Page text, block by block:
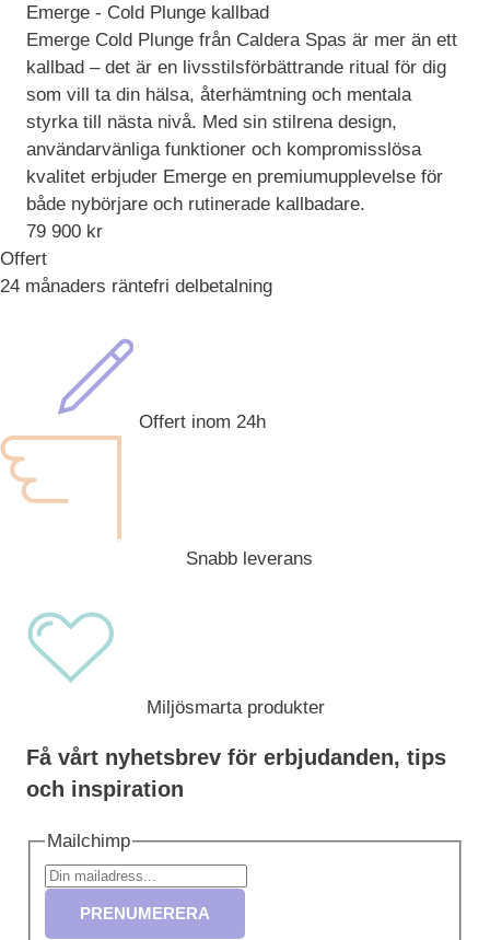
Emerge - Cold Plunge kallbad
Emerge Cold Plunge från Caldera Spas är mer än ett
kallbad – det är en livsstilsförbättrande ritual för dig
som vill ta din hälsa, återhämtning och mentala
styrka till nästa nivå. Med sin stilrena design,
användarvänliga funktioner och kompromisslösa
kvalitet erbjuder Emerge en premiumupplevelse för
både nybörjare och rutinerade kallbadare.
79 900 kr
Offert
24 månaders räntefri delbetalning
Offert inom 24h
Snabb leverans
Miljösmarta produkter
Få vårt nyhetsbrev för erbjudanden, tips
och inspiration
Mailchimp
PRENUMERERA